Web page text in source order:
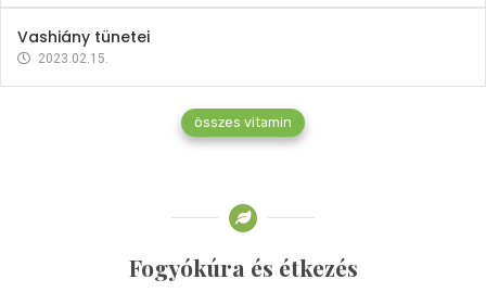
Vashiány tünetei
2023.02.15.
összes vitamin
Fogyókúra és étkezés